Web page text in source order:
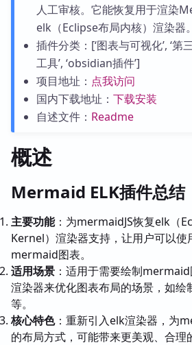
人工审核。它能恢复用于渲染
elk（Eclipse布局内核）渲染器。
插件分类：[‘图表与可视化’, ‘第
工具’, ‘obsidian插件’]
项目地址： 点我访问
国内下载地址： 下载安装
自述文件： Readme
概述
Mermaid ELK插件总结
主要功能：为mermaidJS恢复elk（
Kernel）渲染器支持，让用户可以使
mermaid图表。
适用场景 ：适用于需要绘制
渲染器来优化图表布局的场景，如绘
等。
核心特色：重新引入elk渲染器，为
的布局方式，可能带来更美观、合理